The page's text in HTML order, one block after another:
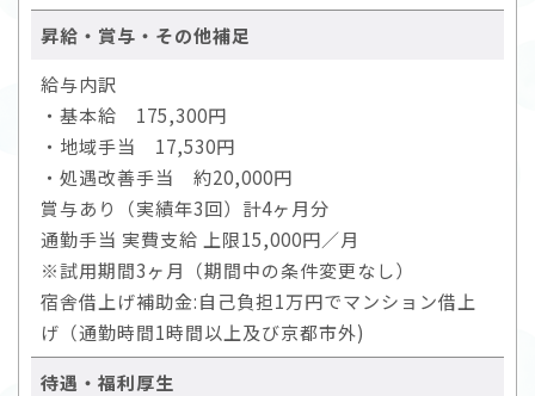
昇給・賞与・その他補足
給与内訳
・基本給 175,300円
・地域手当 17,530円
・処遇改善手当 約20,000円
賞与あり（実績年3回）計4ヶ月分
通勤手当 実費支給 上限15,000円／月
※試用期間3ヶ月（期間中の条件変更なし）
宿舎借上げ補助金:自己負担1万円でマンション借上
げ（通勤時間1時間以上及び京都市外)
待遇・福利厚生